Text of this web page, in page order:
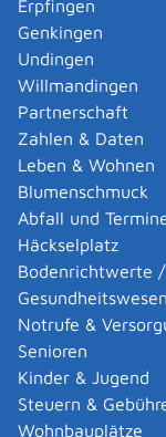
Erpfingen
Genkingen
Undingen
Willmandingen
Partnerschaft
Zahlen & Daten
Leben & Wohnen
Blumenschmuck
Abfall und
Häckselplatz
Bodenrichtwerte
Gesundheitswesen
Notrufe &
Senioren
Kinder & Jugend
Steuern &
Wohnbauplätze
In diesem Fall
zuständigen
anderen
einreichen.
Von dort wird er
weitergeleitet.
Nachgang
Je nach Angebot
ein Formular
das Internet zur
Die
Fahrzeug
Die
Kennzeichen zu
Kennzeichen an.